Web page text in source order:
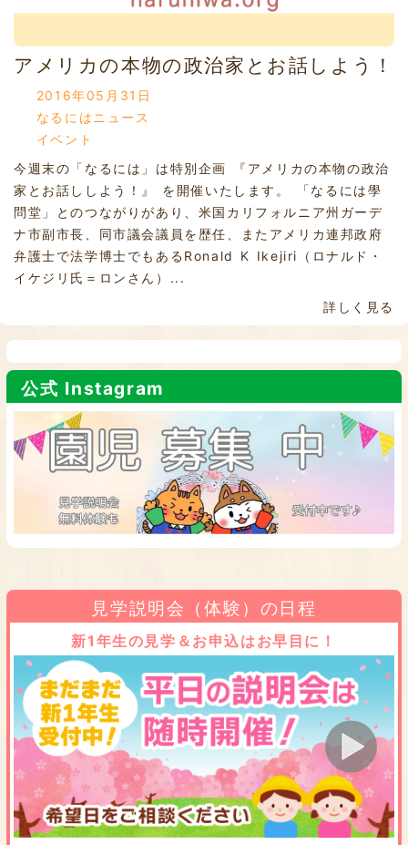
アメリカの本物の政治家とお話しよう！
2016年05月31日
なるにはニュース
イベント
今週末の「なるには」は特別企画 『アメリカの本物の政治
家とお話ししよう！』 を開催いたします。 「なるには學
問堂」とのつながりがあり、米国カリフォルニア州ガーデ
ナ市副市長、同市議会議員を歴任、またアメリカ連邦政府
弁護士で法学博士でもあるRonald K Ikejiri（ロナルド・
イケジリ氏＝ロンさん）...
詳しく見る
公式 Instagram
見学説明会（体験）の日程
新1年生の見学＆お申込はお早目に！